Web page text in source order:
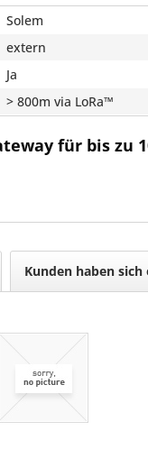
Solem
extern
Ja
> 800m via LoRa™
für bis zu
Kunden haben sich